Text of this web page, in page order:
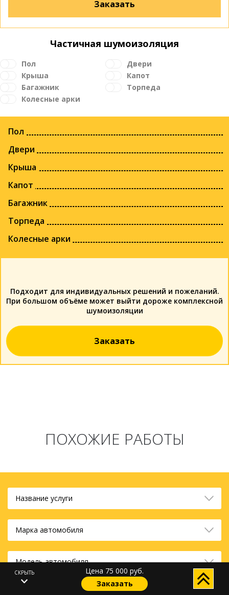
Заказать
Частичная шумоизоляция
Пол
Двери
Крыша
Капот
Багажник
Торпеда
Колесные арки
Пол
Двери
Крыша
Капот
Багажник
Торпеда
Колесные арки
Подходит для индивидуальных решений и пожеланий.
При большом объёме может выйти дороже комплексной
шумоизоляции
Заказать
ПОХОЖИЕ РАБОТЫ
Название услуги
Марка автомобиля
Модель автомобиля
СКРЫТЬ
Цена 75 000 руб.
Заказать